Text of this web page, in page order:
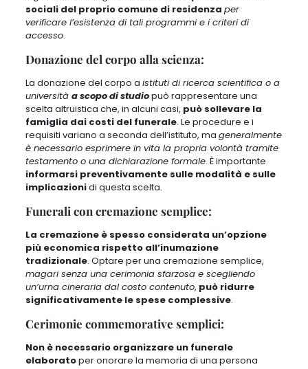
sociali del proprio comune di residenza per
verificare l’esistenza di tali programmi e i criteri di
accesso.
Donazione del corpo alla scienza:
La donazione del corpo a istituti di ricerca scientifica o a
università a scopo di studiopuò rappresentare una
scelta altruistica che, in alcuni casi, può sollevare la
famiglia dai costi del funerale. Le procedure e i
requisiti variano a seconda dell’istituto, ma generalmente
è necessario esprimere in vita la propria volontà tramite
testamento o una dichiarazione formale. È importante
informarsi preventivamente sulle modalità e sulle
implicazionidi questa scelta.
Funerali con cremazione semplice:
La cremazione è spesso considerata un’opzione
più economica rispetto all’inumazione
tradizionale. Optare per una cremazione semplice,
magari senza una cerimonia sfarzosa e scegliendo
un’urna cineraria dal costo contenuto, può ridurre
significativamente le spese complessive.
Cerimonie commemorative semplici:
Non è necessario organizzare un funerale
elaboratoper onorare la memoria di una persona